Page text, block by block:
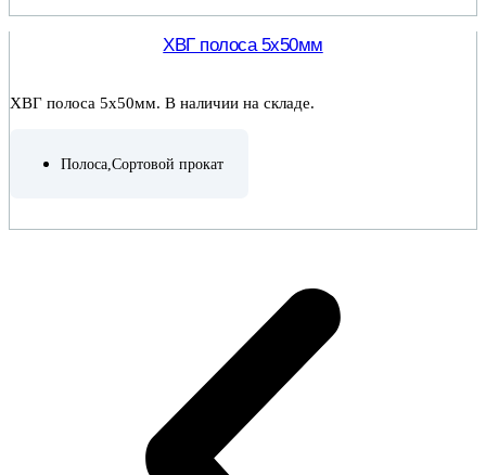
ХВГ полоса 5х50мм
ХВГ полоса 5х50мм. В наличии на складе.
Полоса,Сортовой прокат